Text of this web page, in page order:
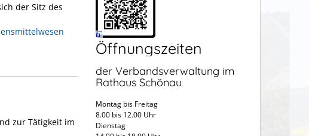
der Sitz des
zur Tätigkeit im
Öffnungszeiten
der Verbandsverwaltung im
Rathaus Schönau
Montag bis Freitag
8.00 bis 12.00 Uhr
Dienstag